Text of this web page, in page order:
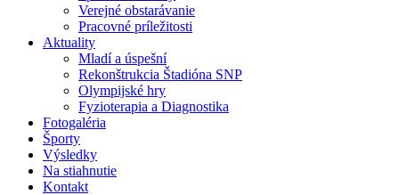
Verejné obstarávanie
Pracovné príležitosti
Aktuality
Mladí a úspešní
Rekonštrukcia Štadióna SNP
Olympijské hry
Fyzioterapia a Diagnostika
Fotogaléria
Športy
Výsledky
Na stiahnutie
Kontakt